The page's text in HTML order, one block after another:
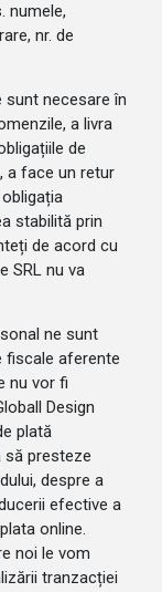
numele,
nr. de
necesare în
a livra
de
a face un retur
stabilită prin
de acord cu
SRL nu va
ne sunt
fiscale aferente
nu vor fi
Design
plată
presteze
despre a
efective a
online.
noi le vom
tranzacției